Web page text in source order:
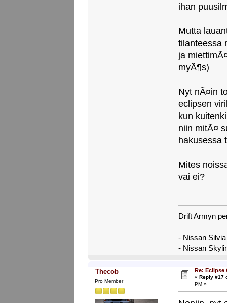
ihan
Mutta
tilanteessa
ja
myÃ¶s)
Nyt nÃ¤in
eclipsen
kun
niin mitÃ¤
hakusessa
Mites
vai ei?
Drift Armyn
- Nissan
- Nissan
Thecob
Pro Member
Re: Eclipse
« Reply #17
PM »